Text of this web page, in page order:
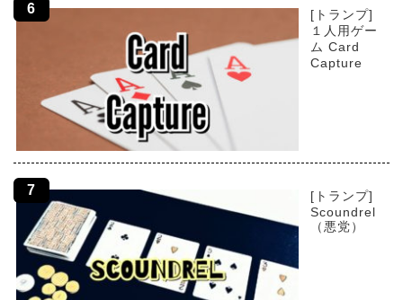
[トランプ]
１人用ゲー
ム Card
Capture
[トランプ]
Scoundrel
（悪党）